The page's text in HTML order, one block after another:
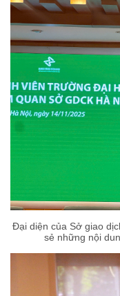
Đại diện của Sở giao
sẻ những nội